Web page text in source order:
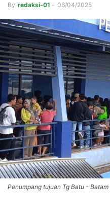
By redaksi-01 - 06/04/2025
Penumpang tujuan Tg Batu -